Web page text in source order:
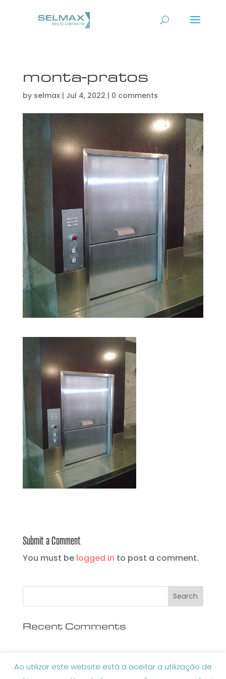
monta-pratos
by selmax| Jul 4, 2022 | 0 comments
Submit a Comment
You must be logged in to post a comment.
Recent Comments
Ao utilizar este website está a aceitar a utilização de